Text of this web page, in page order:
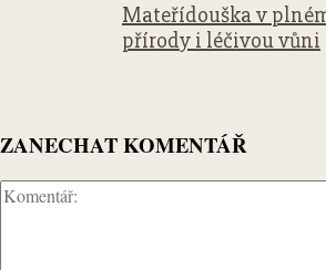
Mateřídouška v
přírody i léčivou vůni
ZANECHAT KOMENTÁŘ